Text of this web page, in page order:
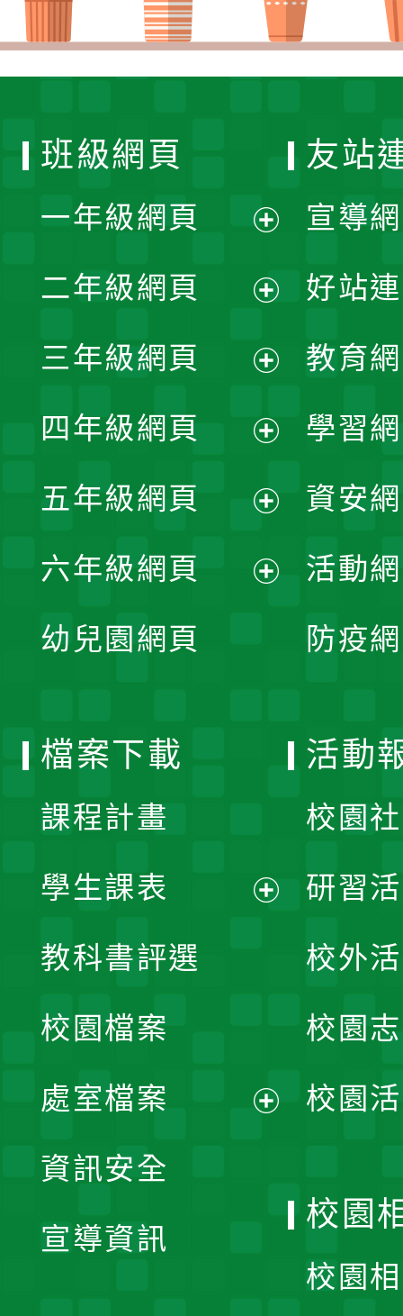
班級網頁
一年級網頁
開
選
單
二年級網頁
開
選
單
三年級網頁
開
選
單
四年級網頁
開
選
五年級網頁
開
六年級網頁
幼兒園網頁
友站
宣導
好站
教育
學習
資安
活動
防疫
檔案下載
課程計畫
學生課表
單
教科書評選
校園檔案
處室檔案
資訊安全
宣導資訊
活動
校園
研習
校外
校園
校園
校園
校園